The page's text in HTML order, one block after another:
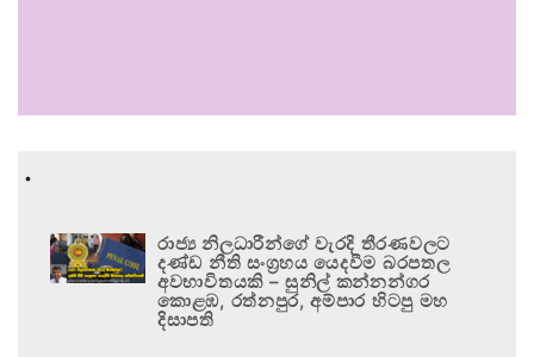
.
රාජ්‍ය නිලධාරීන්ගේ වැරදි තීරණවලට
දණ්ඩ නීති සංග්‍රහය යෙදවීම බරපතල
අවභාවිතයකි – සුනිල් කන්නන්ගර
කොළඹ, රත්නපුර, අම්පාර හිටපු මහ
දිසාපති